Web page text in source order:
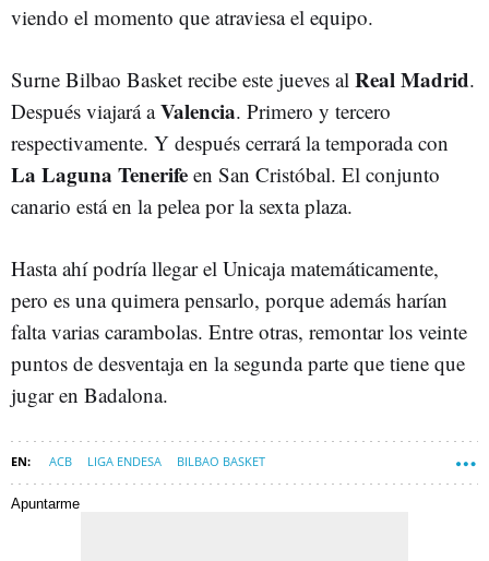
viendo el momento que atraviesa el equipo.
Surne Bilbao Basket recibe este jueves al Real Madrid.
Después viajará aValencia. Primero y tercero
respectivamente. Y después cerrará la temporada con
La Laguna Tenerife en San Cristóbal. El conjunto
canario está en la pelea por la sexta plaza.
Hasta ahí podría llegar el Unicaja matemáticamente,
pero es una quimera pensarlo, porque además harían
falta varias carambolas. Entre otras, remontar los veinte
puntos de desventaja en la segunda parte que tiene que
jugar en Badalona.
ACB LIGA ENDESA BILBAO BASKET
CLUB BALONCESTO MÁLAGA (UNICAJA MÁLAGA)
Apuntarme